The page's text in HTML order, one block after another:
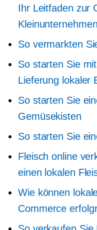
Ihr Leitfaden zur
So vermarkten
So starten Sie
Lieferung lokaler
So starten Sie
Gemüsekisten
So starten Sie
Fleisch online
einen lokalen
Wie können
Commerce